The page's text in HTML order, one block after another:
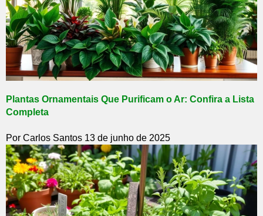
Plantas Ornamentais Que Purificam o Ar: Confira a Lista
Completa
Por Carlos Santos 13 de junho de 2025